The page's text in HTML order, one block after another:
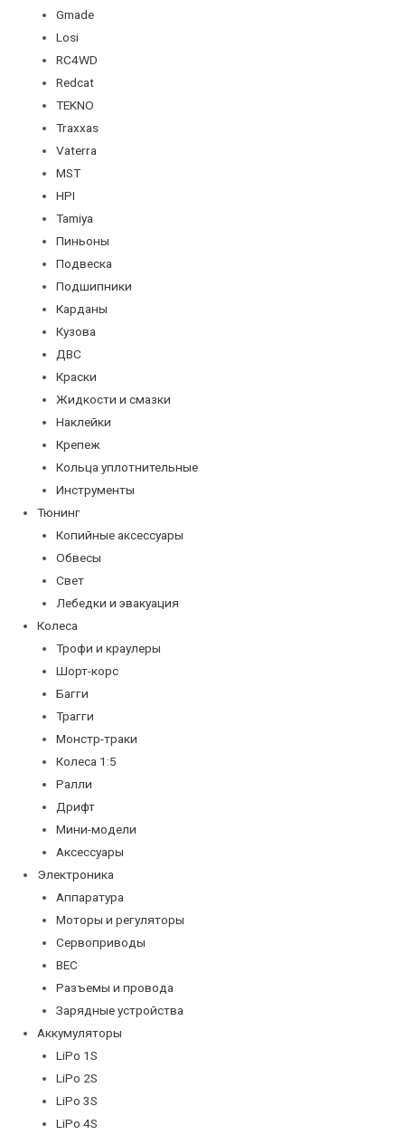
Gmade
Losi
RC4WD
Redcat
TEKNO
Traxxas
Vaterra
MST
HPI
Tamiya
Пиньоны
Подвеска
Подшипники
Карданы
Кузова
ДВС
Краски
Жидкости и смазки
Наклейки
Крепеж
Кольца уплотнительные
Инструменты
Тюнинг
Копийные аксессуары
Обвесы
Свет
Лебедки и эвакуация
Колеса
Трофи и краулеры
Шорт-корс
Багги
Трагги
Монстр-траки
Колеса 1:5
Ралли
Дрифт
Мини-модели
Аксессуары
Электроника
Аппаратура
Моторы и регуляторы
Сервоприводы
BEC
Разъемы и провода
Зарядные устройства
Аккумуляторы
LiPo 1S
LiPo 2S
LiPo 3S
LiPo 4S